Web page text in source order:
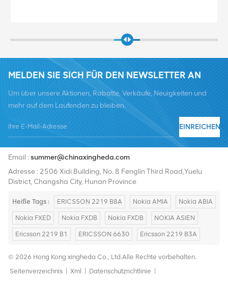
MELDEN SIE SICH FÜR DEN NEWSLETTER AN
Um über unsere Aktionen, Rabatte, Verkäufe, Neuigkeiten und
mehr auf dem Laufenden zu bleiben.
EINREICHEN
Email :summer@chinaxingheda.com
Adresse : 2506 Xidi Building, No. 8 Fenglin Third Road,Yuelu
District, Changsha City, Hunan Province
Heiße Tags : ERICSSON 2219 B8A Nokia AMIA Nokia ABIA
Nokia FXED Nokia FXDB Nokia FXDB NOKIA ASIEN
Ericsson 2219 B1 ERICSSON 6630 Ericsson 2219 B3A
© 2026 Hong Kong xingheda Co., Ltd.Alle Rechte vorbehalten.
Seitenverzeichnis
Xml Datenschutzrichtlinie